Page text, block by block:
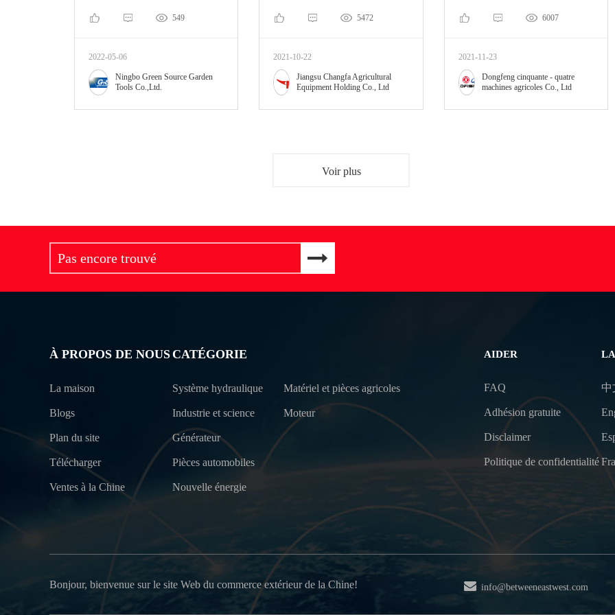
549
2022-05-06
Ningbo Green Source Garden
Tools Co.,Ltd.
5472
2021-10-22
Jiangsu Changfa Agricultural
Equipment Holding Co., Ltd
6007
2021-11-23
Dongfeng cinquante - quatre
machines agricoles Co., Ltd
Voir plus
À PROPOS DE NOUS
La maison
Blogs
Plan du site
Télécharger
Ventes à la Chine
CATÉGORIE
Système hydraulique
Industrie et science
Générateur
Pièces automobiles
Nouvelle énergie
Matériel et pièces agricoles
Moteur
AIDER
FAQ
Adhésion gratuite
Disclaimer
Politique de confidentialité
中
Bonjour, bienvenue sur le site Web du commerce extérieur de la Chine! info@betweeneastwest.com